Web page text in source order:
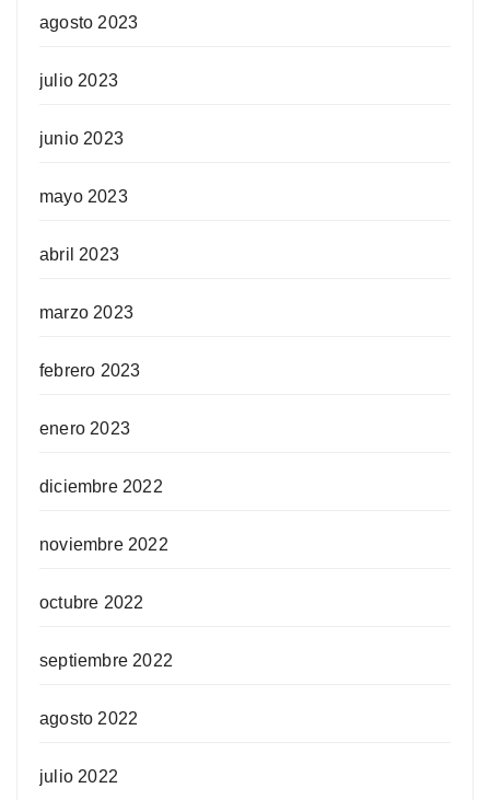
agosto 2023
julio 2023
junio 2023
mayo 2023
abril 2023
marzo 2023
febrero 2023
enero 2023
diciembre 2022
noviembre 2022
octubre 2022
septiembre 2022
agosto 2022
julio 2022